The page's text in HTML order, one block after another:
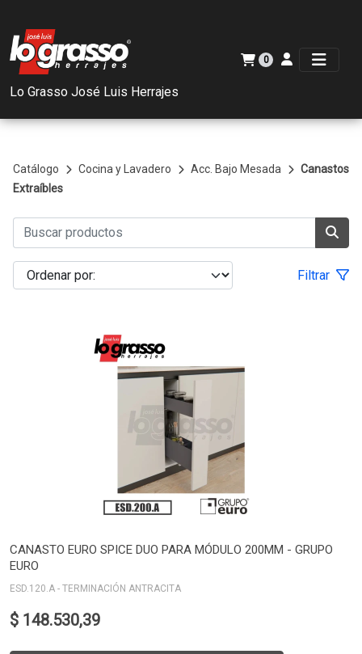
Lo Grasso José Luis Herrajes
0
Catálogo Cocina y Lavadero Acc. Bajo Mesada
Canastos
Extraíbles
Filtrar
CANASTO EURO SPICE DUO PARA MÓDULO 200MM - GRUPO
EURO
ESD.120.A - TERMINACIÓN ANTRACITA
$ 148.530,39